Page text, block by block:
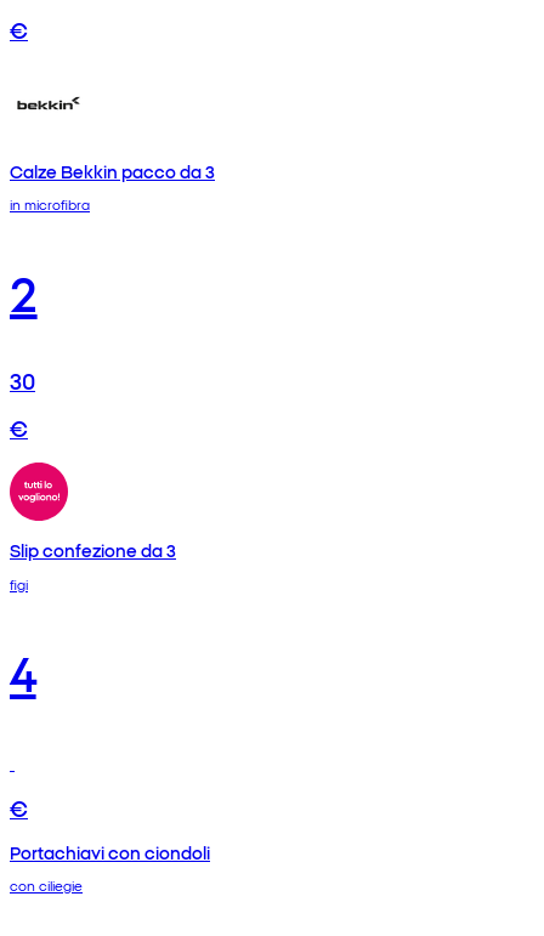
€
Calze Bekkin pacco da 3
in microfibra
2
30
€
Slip confezione da 3
figi
4
€
Portachiavi con ciondoli
con ciliegie